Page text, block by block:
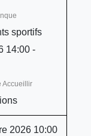
sportifs
14:00 -
Accueillir
2026 10:00